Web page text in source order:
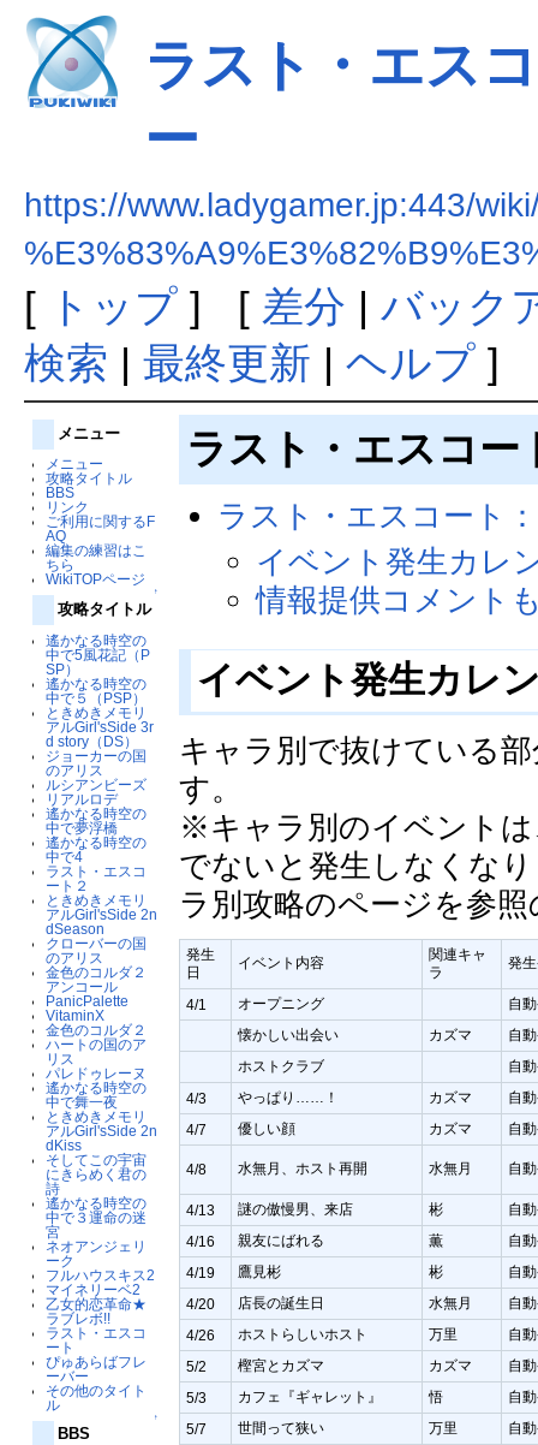
ラスト・エス
ー
https://www.ladygamer.jp:443/
[ トップ] [ 差分 | バック
検索 | 最終更新 | ヘルプ]
メニュー
メニュー
攻略タイトル
BBS
リンク
ご利用に関するF
AQ
編集の練習はこ
ちら
WikiTOPページ
↑
攻略タイトル
遙かなる時空の
中で5風花記（P
SP）
遙かなる時空の
中で５（PSP）
ときめきメモリ
アルGirl'sSide 3r
d story（DS）
ジョーカーの国
のアリス
ルシアンビーズ
リアルロデ
遙かなる時空の
中で夢浮橋
遙かなる時空の
中で4
ラスト・エスコ
ート２
ときめきメモリ
アルGirl'sSide 2n
dSeason
クローバーの国
のアリス
金色のコルダ２
アンコール
PanicPalette
VitaminX
金色のコルダ２
ハートの国のア
リス
パレドゥレーヌ
遙かなる時空の
中で舞一夜
ときめきメモリ
アルGirl'sSide 2n
dKiss
そしてこの宇宙
にきらめく君の
詩
遙かなる時空の
中で３運命の迷
宮
ネオアンジェリ
ーク
フルハウスキス2
マイネリーベ2
乙女的恋革命★
ラブレボ!!
ラスト・エスコ
ート
ぴゅあらばフレ
ーバー
その他のタイト
ル
↑
BBS
ラスト・エスコ
ラスト・エスコート
イベント発生カレ
情報提供コメント
イベント発生カレ
キャラ別で抜けている
す。
※キャラ別のイベント
でないと発生しなくな
ラ別攻略のページを参
発生
日
イベント内容
関連キャ
ラ
発
4/1 オープニング
自
懐かしい出会い
カズマ
自
ホストクラブ
自
4/3 やっぱり……！ カズマ 自
4/7 優しい顔 カズマ 自
4/8 水無月、ホスト再開 水無月 自
4/13 謎の傲慢男、来店 彬 自
4/16 親友にばれる 薫 自
4/19 鷹見彬 彬 自
4/20 店長の誕生日 水無月 自
4/26 ホストらしいホスト 万里 自
5/2 樫宮とカズマ カズマ 自
5/3 カフェ『ギャレット』 悟 自
5/7 世間って狭い 万里 自